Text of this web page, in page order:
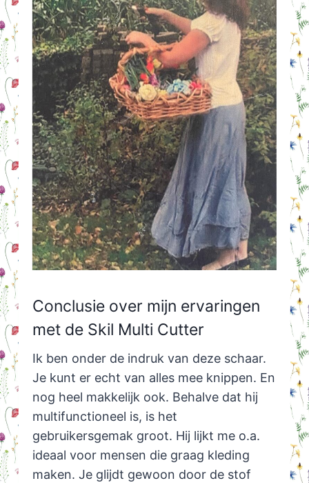
Conclusie over mijn ervaringen
met de Skil Multi Cutter
Ik ben onder de indruk van deze schaar.
Je kunt er echt van alles mee knippen. En
nog heel makkelijk ook. Behalve dat hij
multifunctioneel is, is het
gebruikersgemak groot. Hij lijkt me o.a.
ideaal voor mensen die graag kleding
maken. Je glijdt gewoon door de stof